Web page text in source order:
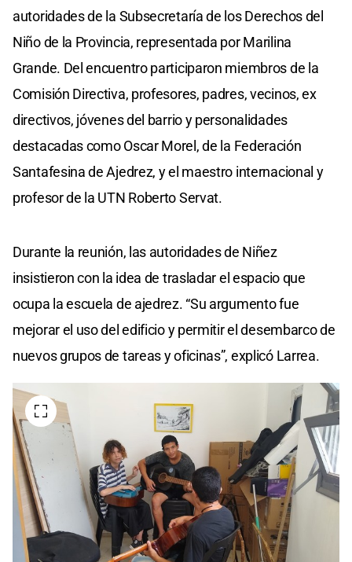
autoridades de la Subsecretaría de los Derechos del
Niño de la Provincia, representada por Marilina
Grande. Del encuentro participaron miembros de la
Comisión Directiva, profesores, padres, vecinos, ex
directivos, jóvenes del barrio y personalidades
destacadas como Oscar Morel, de la Federación
Santafesina de Ajedrez, y el maestro internacional y
profesor de la UTN Roberto Servat.
Durante la reunión, las autoridades de Niñez
insistieron con la idea de trasladar el espacio que
ocupa la escuela de ajedrez. “Su argumento fue
mejorar el uso del edificio y permitir el desembarco de
nuevos grupos de tareas y oficinas”, explicó Larrea.